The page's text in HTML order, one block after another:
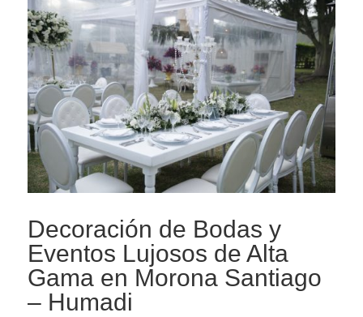
Decoración de Bodas y
Eventos Lujosos de Alta
Gama en Morona Santiago
– Humadi